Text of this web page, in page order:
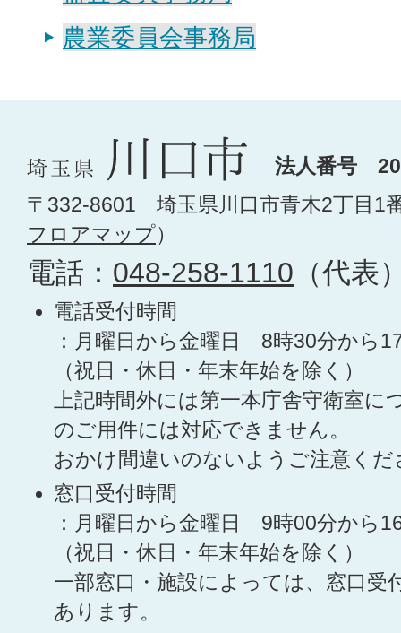
農業委員会事務局
法人番号
〒332-8601 埼玉県川口市青木2丁目1
フロアマップ）
電話： 048-258-1110 （代表
電話受付時間
：月曜日から金曜日 8時30分から
（祝日・休日・年末年始を除く）
上記時間外には第一本庁舎守衛室に
のご用件には対応できません。
おかけ間違いのないようご注意くだ
窓口受付時間
：月曜日から金曜日 9時00分から
（祝日・休日・年末年始を除く）
一部窓口・施設によっては、窓口受
あります。